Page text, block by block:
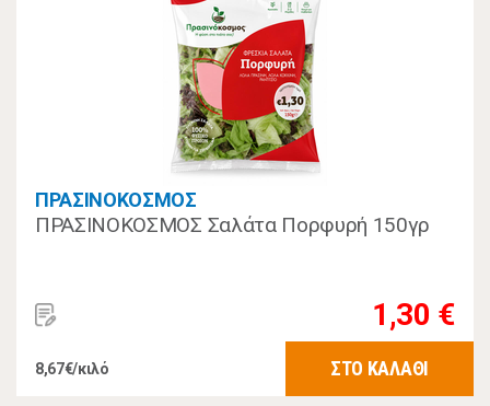
ΠΡΑΣΙΝΟΚΟΣΜΟΣ
ΠΡΑΣΙΝΟΚΟΣΜΟΣ Σαλάτα Πορφυρή 150γρ
1,30 €
8,67€/κιλό ΣΤΟ ΚΑΛΑΘΙ